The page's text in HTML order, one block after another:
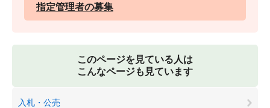
指定管理者の募集
このページを見ている人は
こんなページも見ています
入札・公売